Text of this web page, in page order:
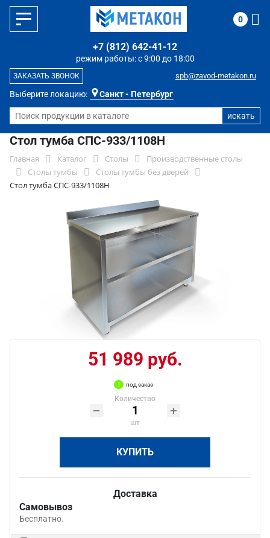
Выберите локацию: Санкт - Петербург
режим работы: с 9:00 до 18:00
+7 (812) 642-41-12
spb@zavod-metakon.ru
ЗАКАЗАТЬ ЗВОНОК
0
Стол тумба СПС-933/1108Н
Главная Каталог Столы
Производственные столы
Столы тумбы
Столы тумбы без дверей
Стол тумба СПС-933/1108Н
51 989 руб.
под заказ
Количество
шт
КУПИТЬ
Доставка
Самовывоз
Бесплатно.